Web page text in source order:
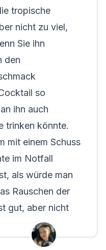
tropische
nicht zu viel,
Sie ihn
den
so
ihn auch
trinken könnte.
mit einem Schuss
im Notfall
als würde man
Rauschen der
gut, aber nicht